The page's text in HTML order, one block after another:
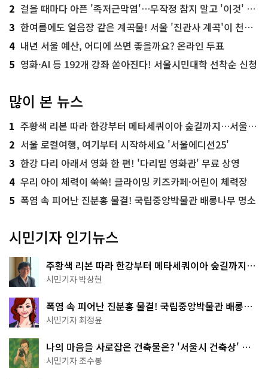
2 걸을 때마다 아픈 '족저근막염'…무작정 참지 말고 '이것' 해보세요!
3 한여름에도 얼음장 같은 계곡물! 서울 '진관사 계곡'이 천국이네~
4 내년 서울 예산, 어디에 쓰면 좋을까요? 온라인 투표
5 영화·AI 등 192개 강좌 쏟아진다! 서울시민대학 선착순 신청
많이 본 뉴스
1 주황색 리본 따라 한강부터 메타세쿼이아 숲길까지…서울둘레길 15코스
2 서울 로컬여행, 여기부터 시작하세요 '서울에디션25'
3 한강 다리 아래서 영화 한 편! '다리밑 영화관' 무료 상영
4 우리 아이 체력이 쑥쑥! 클라이밍 키즈카페·어린이 체력장
5 폭염 속 피어난 진분홍 물결! 국립중앙박물관 배롱나무 명소
시민기자 인기뉴스
주황색 리본 따라 한강부터 메타세쿼이아 숲길까지…
서울둘레길 15코스
시민기자 박상현
폭염 속 피어난 진분홍 물결! 국립중앙박물관 배롱나
무 명소
시민기자 최정윤
나의 마음을 사로잡은 건축물은? '서울시 건축상' 수
상작 공개!
시민기자 조수봉